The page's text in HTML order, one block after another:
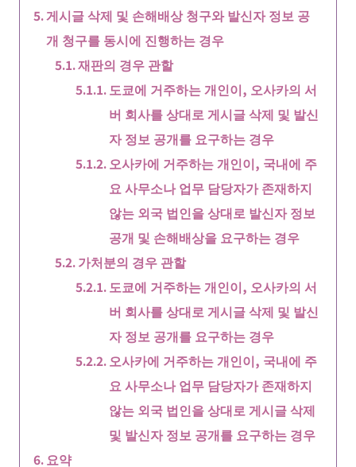
게시글 삭제 및 손해배상 청구와 발신자 정보 공
개 청구를 동시에 진행하는 경우
재판의 경우 관할
도쿄에 거주하는 개인이, 오사카의 서
버 회사를 상대로 게시글 삭제 및 발신
자 정보 공개를 요구하는 경우
오사카에 거주하는 개인이, 국내에 주
요 사무소나 업무 담당자가 존재하지
않는 외국 법인을 상대로 발신자 정보
공개 및 손해배상을 요구하는 경우
가처분의 경우 관할
도쿄에 거주하는 개인이, 오사카의 서
버 회사를 상대로 게시글 삭제 및 발신
자 정보 공개를 요구하는 경우
오사카에 거주하는 개인이, 국내에 주
요 사무소나 업무 담당자가 존재하지
않는 외국 법인을 상대로 게시글 삭제
및 발신자 정보 공개를 요구하는 경우
요약